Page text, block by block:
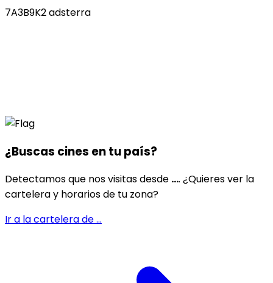
7A3B9K2 adsterra
¿Buscas cines entu país?
Detectamos que nos visitas desde .... ¿Quieres ver la
cartelera y horarios de tu zona?
Ir a la cartelera de...